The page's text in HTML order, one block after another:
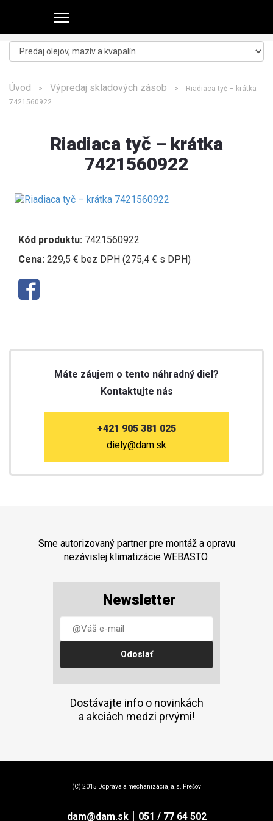
Úvod > Výpredaj skladových zásob > Riadiaca tyč – krátka
7421560922
Riadiaca tyč – krátka
7421560922
Kód produktu: 7421560922
Cena: 229,5 € bez DPH (275,4 € s DPH)
Máte záujem o tento náhradný diel?
Kontaktujte nás
+421 905 381 025
diely@dam.sk
Sme autorizovaný partner pre montáž a opravu
nezávislej klimatizácie WEBASTO.
Newsletter
Dostávajte info o novinkách
a akciách medzi prvými!
(C) 2015 Doprava a mechanizácia, a.s. Prešov
dam@dam.sk| 051 / 77 64 502